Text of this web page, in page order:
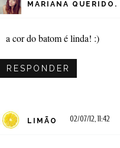
MARIANA QUERIDO.
a cor do batom é linda! :)
RESPONDER
LIMÃO 02/07/12, 11:42